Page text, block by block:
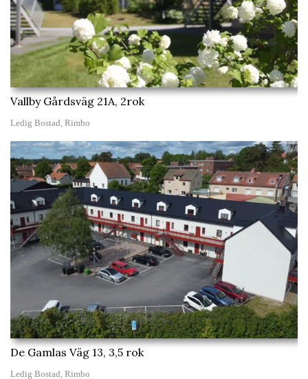
Vallby Gårdsväg 21A, 2rok
Ledig Bostad, Rimbo
De Gamlas Väg 13, 3,5 rok
Ledig Bostad, Rimbo